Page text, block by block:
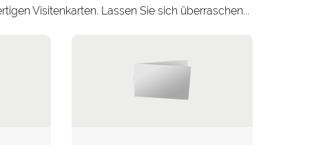
Visitenkarten. Lassen Sie sich überraschen...